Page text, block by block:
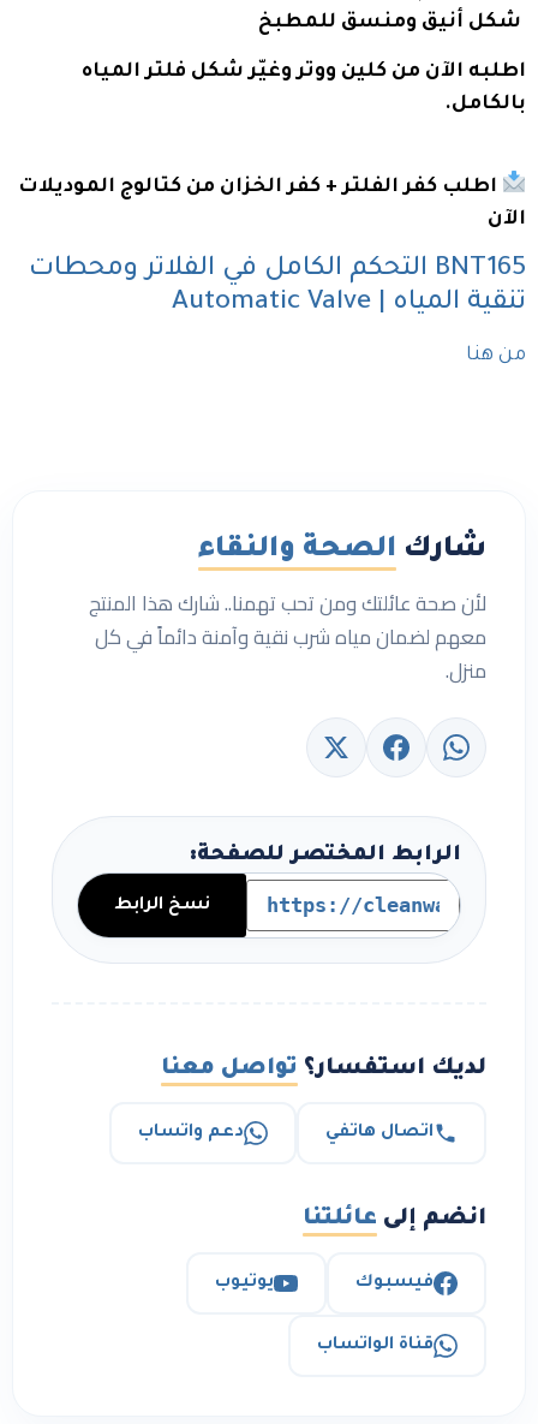
شكل أنيق ومنسق للمطبخ
اطلبه الآن من كلين ووتر وغيّر شكل فلتر المياه
بالكامل.
اطلب كفر الفلتر + كفر الخزان من كتالوج الموديلات
الآن
BNT165 التحكم الكامل في الفلاتر ومحطات
تنقية المياه | Automatic Valve
من هنا
شارك الصحة والنقاء
لأن صحة عائلتك ومن تحب تهمنا.. شارك هذا المنتج
معهم لضمان مياه شرب نقية وآمنة دائماً في كل
منزل.
الرابط المختصر للصفحة:
نسخ الرابط
لديك استفسار؟ تواصل معنا
اتصال هاتفي دعم واتساب
انضم إلى عائلتنا
فيسبوك يوتيوب
قناة الواتساب